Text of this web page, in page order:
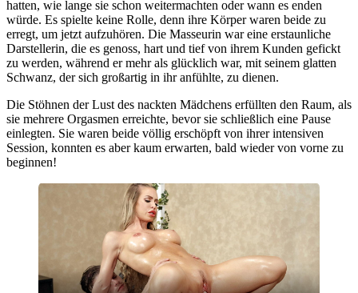
hatten, wie lange sie schon weitermachten oder wann es enden
würde. Es spielte keine Rolle, denn ihre Körper waren beide zu
erregt, um jetzt aufzuhören. Die Masseurin war eine erstaunliche
Darstellerin, die es genoss, hart und tief von ihrem Kunden gefickt
zu werden, während er mehr als glücklich war, mit seinem glatten
Schwanz, der sich großartig in ihr anfühlte, zu dienen.
Die Stöhnen der Lust des nackten Mädchens erfüllten den Raum, als
sie mehrere Orgasmen erreichte, bevor sie schließlich eine Pause
einlegten. Sie waren beide völlig erschöpft von ihrer intensiven
Session, konnten es aber kaum erwarten, bald wieder von vorne zu
beginnen!